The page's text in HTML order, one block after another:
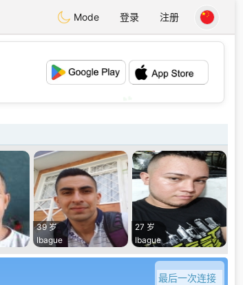
Mode 登录 注册
39 岁
Ibague
27 岁
Ibague
最后一次连接